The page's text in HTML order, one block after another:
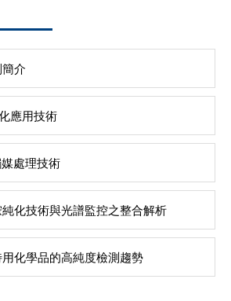
介
應用技術
處理技術
化技術與光譜監控之整合解析
化學品的高純度檢測趨勢